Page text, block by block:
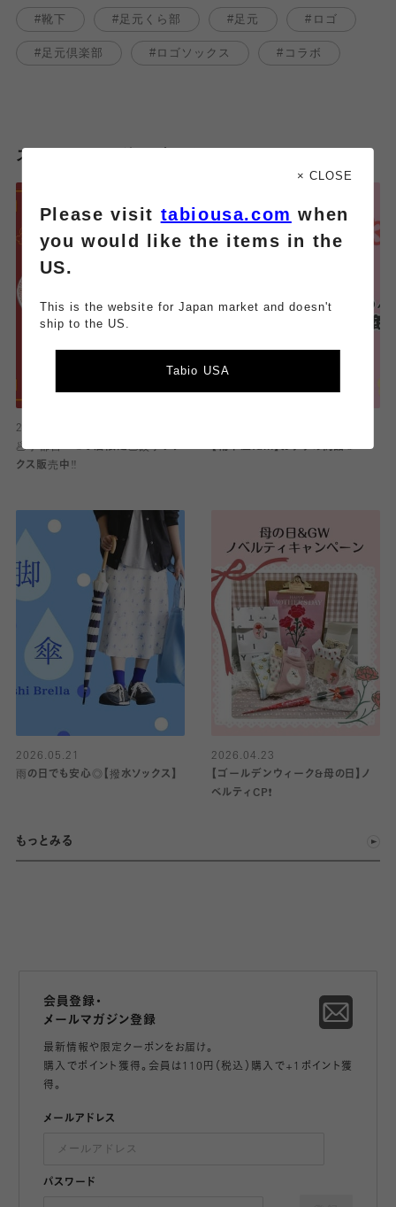
靴下 足元くら部 足元 ロゴ
足元倶楽部 ロゴソックス コラボ
スタッフのその他のブログはこちら
2026.07.03
🥟宇都宮パセオ店限定🥟餃子ソッ
クス販売中‼️
【靴下屋fam】おすすめ商品🌻
2026.05.21
雨の日でも安心◎【撥水ソックス】
2026.04.23
【ゴールデンウィーク&母の日】ノ
ベルティCP❗️
もっとみる
会員登録・
メールマガジン登録
最新情報や限定クーポンをお届け。
購入でポイント獲得。会員は110円（税込）購入で+1ポイント獲
得。
メールアドレス
パスワード
× CLOSE
Please visit tabiousa.com when
you would like the items in the
US.
This is the website for Japan market and doesn't
ship to the US.
Tabio USA